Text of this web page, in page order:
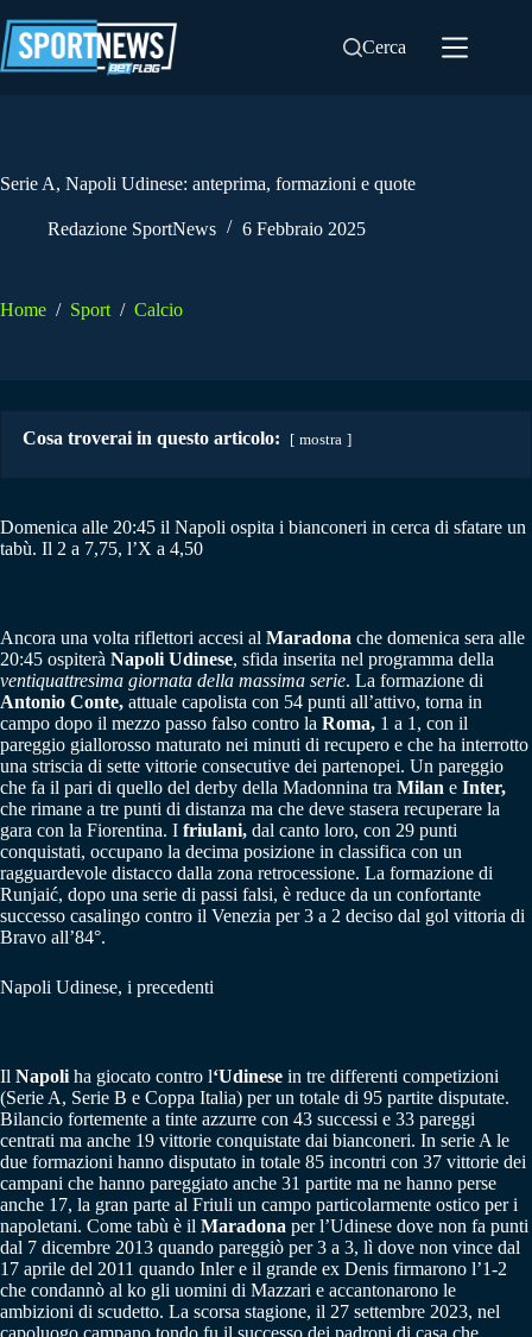
al
contenuto
Cerca
Serie A, Napoli Udinese: anteprima, formazioni e quote
Redazione SportNews 6 Febbraio 2025
Home / Sport / Calcio
Cosa troverai in questo articolo: mostra
Domenica alle 20:45 il Napoli ospita i bianconeri in cerca di sfatare un
tabù. Il 2 a 7,75, l’X a 4,50
Ancora una volta riflettori accesi al Maradona che domenica sera alle
20:45 ospiterà Napoli Udinese, sfida inserita nel programma della
ventiquattresima giornata della massima serie. La formazione di
Antonio Conte, attuale capolista con 54 punti all’attivo, torna in
campo dopo il mezzo passo falso contro la Roma, 1 a 1, con il
pareggio giallorosso maturato nei minuti di recupero e che ha interrotto
una striscia di sette vittorie consecutive dei partenopei. Un pareggio
che fa il pari di quello del derby della Madonnina tra Milan e Inter,
che rimane a tre punti di distanza ma che deve stasera recuperare la
gara con la Fiorentina. I friulani, dal canto loro, con 29 punti
conquistati, occupano la decima posizione in classifica con un
ragguardevole distacco dalla zona retrocessione. La formazione di
Runjaić, dopo una serie di passi falsi, è reduce da un confortante
successo casalingo contro il Venezia per 3 a 2 deciso dal gol vittoria di
Bravo all’84°.
Napoli Udinese, i precedenti
Il Napoli ha giocato contro l‘Udinese in tre differenti competizioni
(Serie A, Serie B e Coppa Italia) per un totale di 95 partite disputate.
Bilancio fortemente a tinte azzurre con 43 successi e 33 pareggi
centrati ma anche 19 vittorie conquistate dai bianconeri. In serie A le
due formazioni hanno disputato in totale 85 incontri con 37 vittorie dei
campani che hanno pareggiato anche 31 partite ma ne hanno perse
anche 17, la gran parte al Friuli un campo particolarmente ostico per i
napoletani. Come tabù è il Maradona per l’Udinese dove non fa punti
dal 7 dicembre 2013 quando pareggiò per 3 a 3, lì dove non vince dal
17 aprile del 2011 quando Inler e il grande ex Denis firmarono l’1-2
che condannò al ko gli uomini di Mazzari e accantonarono le
ambizioni di scudetto. La scorsa stagione, il 27 settembre 2023, nel
capoluogo campano tondo fu il successo dei padroni di casa che